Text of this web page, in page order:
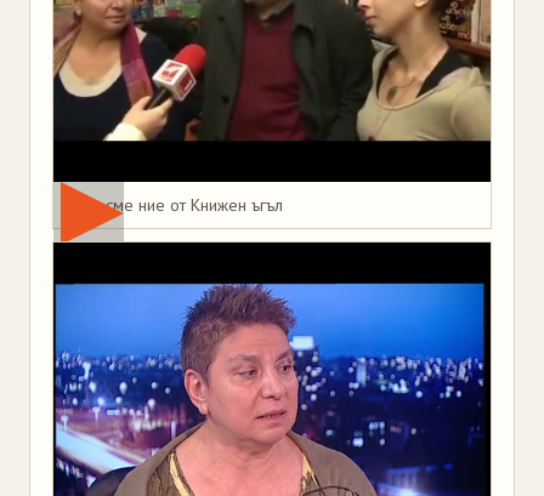
Това сме ние от Книжен ъгъл